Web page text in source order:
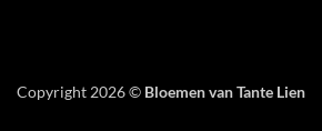
Copyright 2026 © Bloemen van Tante Lien